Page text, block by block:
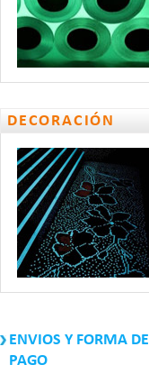
DECORACIÓN
ENVIOS Y FORMA DE
PAGO